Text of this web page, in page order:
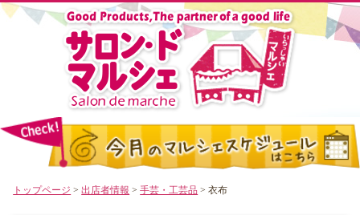
トップページ >出店者情報 >手芸・工芸品 > 衣布